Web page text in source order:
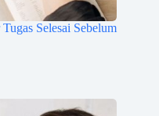
Selesai Sebelum